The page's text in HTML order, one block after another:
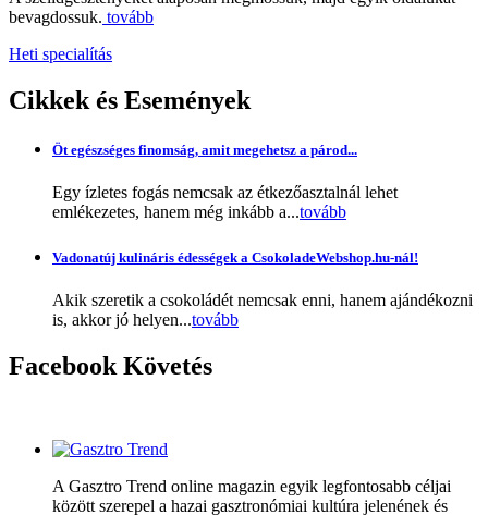
bevagdossuk. tovább
Heti specialítás
Cikkek és Események
Öt egészséges finomság, amit megehetsz a párod...
Egy ízletes fogás nemcsak az étkezőasztalnál lehet
emlékezetes, hanem még inkább a...tovább
Vadonatúj kulináris édességek a CsokoladeWebshop.hu-nál!
Akik szeretik a csokoládét nemcsak enni, hanem ajándékozni
is, akkor jó helyen...tovább
Facebook Követés
A Gasztro Trend online magazin egyik legfontosabb céljai
között szerepel a hazai gasztronómiai kultúra jelenének és